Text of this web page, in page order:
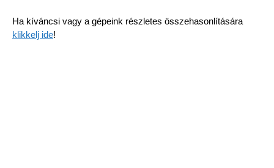
Ha kíváncsi vagy a gépeink részletes összehasonlítására
klikkelj ide!